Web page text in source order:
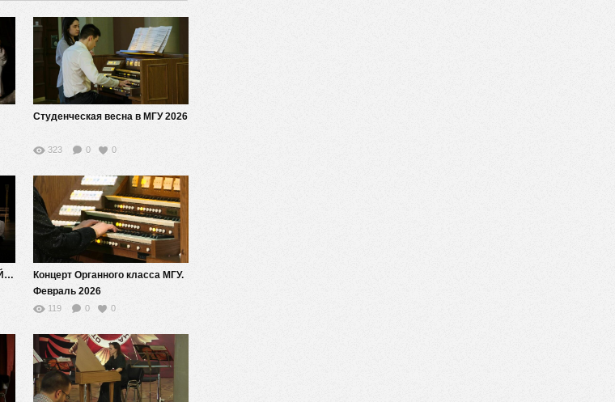
Студенческая весна в МГУ 2026
323 0 0
Концерт Органного класса МГУ.
Февраль 2026
119 0 0